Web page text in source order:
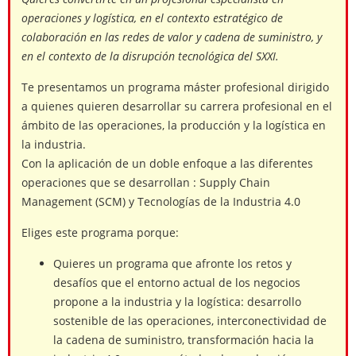
operaciones y logística, en el contexto estratégico de
colaboración en las redes de valor y cadena de suministro, y
en el contexto de la disrupción tecnológica del SXXI.
Te presentamos un programa máster profesional dirigido
a quienes quieren desarrollar su carrera profesional en el
ámbito de las operaciones, la producción y la logística en
la industria.
Con la aplicación de un doble enfoque a las diferentes
operaciones que se desarrollan : Supply Chain
Management (SCM) y Tecnologías de la Industria 4.0
Eliges este programa porque:
Quieres un programa que afronte los retos y
desafíos que el entorno actual de los negocios
propone a la industria y la logística: desarrollo
sostenible de las operaciones, interconectividad de
la cadena de suministro, transformación hacia la